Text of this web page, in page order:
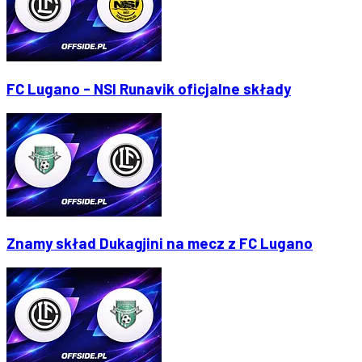
FC Lugano - NSI Runavik oficjalne składy
Znamy skład Dukagjini na mecz z FC Lugano